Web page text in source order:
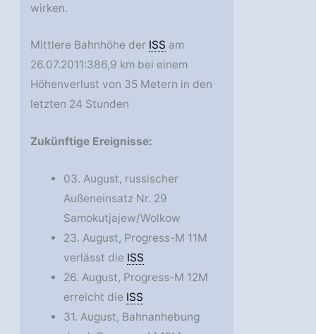
wirken.
Mittlere Bahnhöhe der ISS am
26.07.2011:386,9 km bei einem
Höhenverlust von 35 Metern in den
letzten 24 Stunden
Zukünftige Ereignisse:
03. August, russischer
Außeneinsatz Nr. 29
Samokutjajew/Wolkow
23. August, Progress-M 11M
verlässt die ISS
26. August, Progress-M 12M
erreicht die ISS
31. August, Bahnanhebung